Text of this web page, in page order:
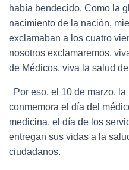
había bendecido. Como la
nacimiento de la nación,
exclamaban a los cuatro
nosotros exclamaremos,
de Médicos, viva la salud
Por eso, el 10 de marzo,
conmemora el día del
medicina, el día de los
entregan sus vidas a la
ciudadanos.